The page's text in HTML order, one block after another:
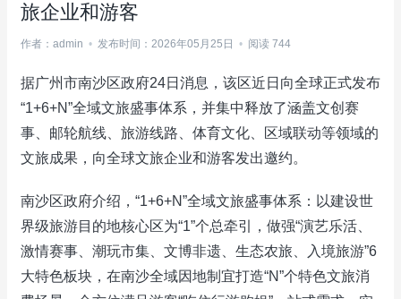
旅企业和游客
作者：admin • 发布时间：2026年05月25日 • 阅读 744
据广州市南沙区政府24日消息，该区近日向全球正式发布
“1+6+N”全域文旅盛事体系，并集中释放了涵盖文创赛
事、邮轮航线、旅游线路、体育文化、区域联动等领域的
文旅成果，向全球文旅企业和游客发出邀约。
南沙区政府介绍，“1+6+N”全域文旅盛事体系：以建设世
界级旅游目的地核心区为“1”个总牵引，做强“演艺乐活、
激情赛事、潮玩市集、文博非遗、生态农旅、入境旅游”6
大特色板块，在南沙全域因地制宜打造“N”个特色文旅消